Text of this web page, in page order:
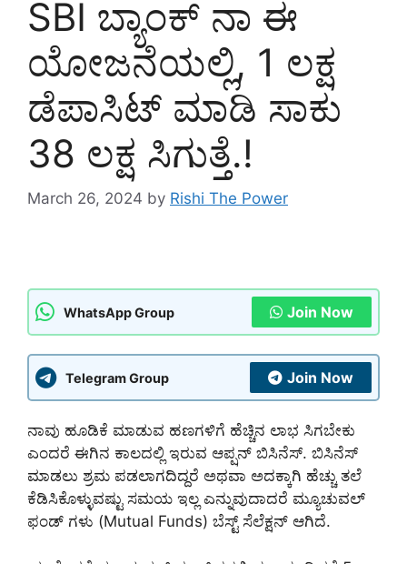
SBI ಬ್ಯಾಂಕ್ ನಾ ಈ
ಯೋಜನೆಯಲ್ಲಿ, 1 ಲಕ್ಷ
ಡೆಪಾಸಿಟ್ ಮಾಡಿ ಸಾಕು
38 ಲಕ್ಷ ಸಿಗುತ್ತೆ.!
March 26, 2024 by Rishi The Power
WhatsApp Group Join Now
Telegram Group Join Now
ನಾವು ಹೂಡಿಕೆ ಮಾಡುವ ಹಣಗಳಿಗೆ ಹೆಚ್ಚಿನ ಲಾಭ ಸಿಗಬೇಕು
ಎಂದರೆ ಈಗಿನ ಕಾಲದಲ್ಲಿ ಇರುವ ಆಪ್ಷನ್ ಬಿಸಿನೆಸ್. ಬಿಸಿನೆಸ್
ಮಾಡಲು ಶ್ರಮ ಪಡಲಾಗದಿದ್ದರೆ ಅಥವಾ ಅದಕ್ಕಾಗಿ ಹೆಚ್ಚು ತಲೆ
ಕೆಡಿಸಿಕೊಳ್ಳುವಷ್ಟು ಸಮಯ ಇಲ್ಲ ಎನ್ನುವುದಾದರೆ ಮ್ಯೂಚುವಲ್
ಫಂಡ್ ಗಳು (Mutual Funds) ಬೆಸ್ಟ್ ಸೆಲೆಕ್ಷನ್ ಆಗಿದೆ.